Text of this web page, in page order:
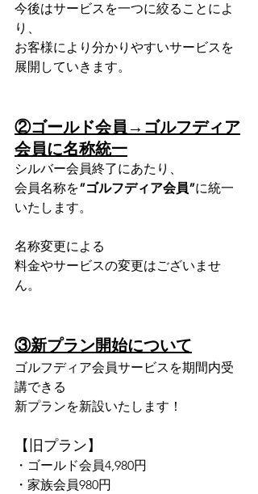
今後はサービスを一つに絞ることによ
り、
お客様により分かりやすいサービスを
展開していきます。
②ゴールド会員→ゴルフディア
会員に名称統一
シルバー会員終了にあたり、
会員名称を”ゴルフディア会員”に統一
いたします。
名称変更による
料金やサービスの変更はございませ
ん。
③新プラン開始について
ゴルフディア会員サービスを期間内受
講できる
新プランを新設いたします！
【旧プラン】
・ゴールド会員4,980円
・家族会員980円